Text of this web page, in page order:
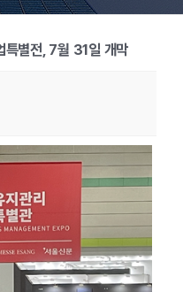
특별전, 7월 31일 개막